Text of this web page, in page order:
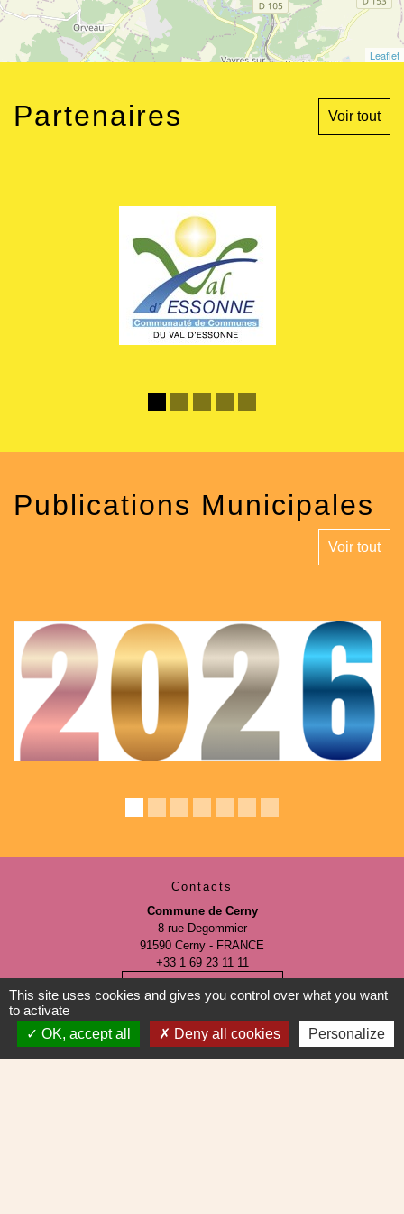
Leaflet
Partenaires Voir tout
Publications Municipales
Voir tout
Contacts
Commune de Cerny
8 rue Degommier
91590 Cerny - FRANCE
+33 1 69 23 11 11
Contact par formulaire
This site uses cookies and gives you control over what you want
to activate
OK, accept all
Deny all cookies Personalize